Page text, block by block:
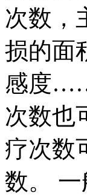
次数，
损的面
感度
次数也
疗次数
数。